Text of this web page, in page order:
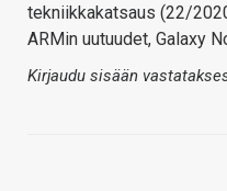
tekniikkakatsaus (22/
ARMin uutuudet, Galaxy
Kirjaudu sisään